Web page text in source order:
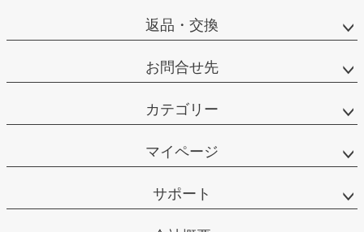
返品・交換
お問合せ先
カテゴリー
マイページ
サポート